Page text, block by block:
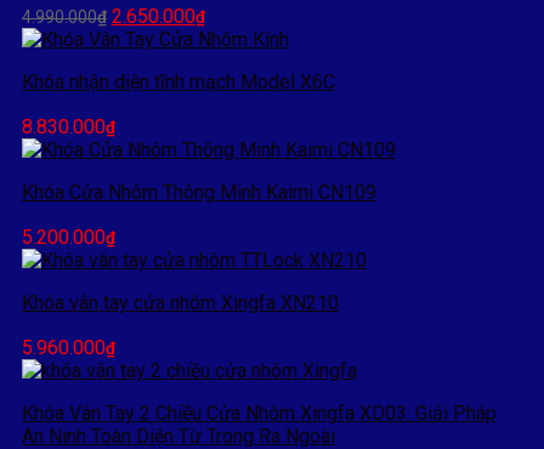
4.990.000₫ Giá
gốc
4.990.000₫.
2.650.000₫Giá
hiện
là:
Khóa nhận diện tĩnh mạch Model X6C
8.830.000₫
Khóa Cửa Nhôm Thông Minh Kaimi CN109
5.200.000₫
Khóa vân tay cửa nhôm Xingfa XN210
5.960.000₫
Khóa Vân Tay 2 Chiều Cửa Nhôm Xingfa XD03: Giải Pháp
An Ninh Toàn Diện Từ Trong Ra Ngoài